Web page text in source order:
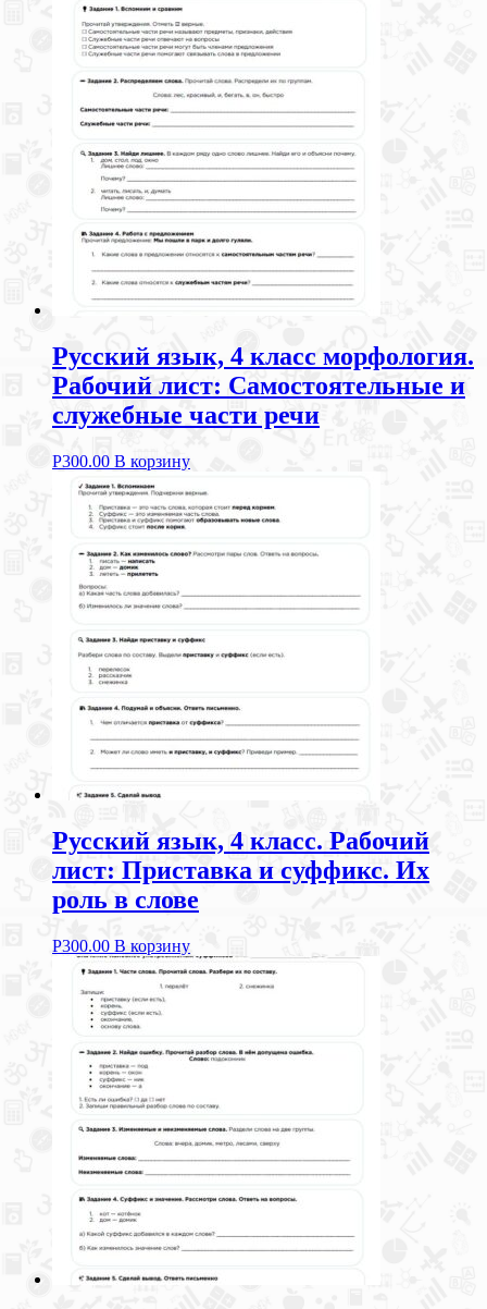
Русский язык, 4 класс морфология.
Рабочий лист: Самостоятельные и
служебные части речи
Р300.00 В корзину
Русский язык, 4 класс. Рабочий
лист: Приставка и суффикс. Их
роль в слове
Р300.00 В корзину